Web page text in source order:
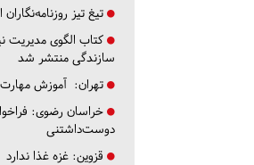
تیغ تیز
کتاب الگوی مدیریت
سازندگی منتشر شد
تهران: آموزش
خراسان رضوی:
دوست‌داشتنی
قزوین: غزه غذا ندارد